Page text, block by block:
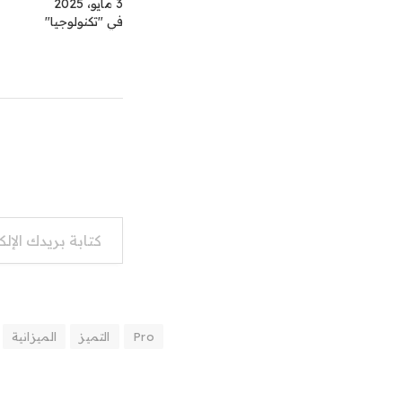
3 مايو، 2025
في "تكنولوجيا"
كتابة بريدك الإلكتروني...
Pro التميز الميزانية